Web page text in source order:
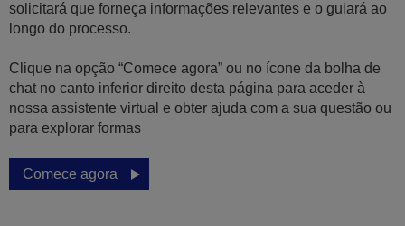
solicitará que forneça informações relevantes e o guiará ao
longo do processo.
Clique na opção “Comece agora” ou no ícone da bolha de
chat no canto inferior direito desta página para aceder à
nossa assistente virtual e obter ajuda com a sua questão ou
para explorar formas
Comece agora